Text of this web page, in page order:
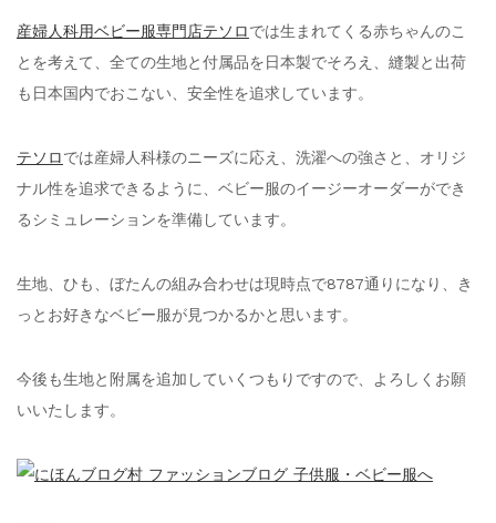
産婦人科用ベビー服専門店テソロでは生まれてくる赤ちゃんのこ
とを考えて、全ての生地と付属品を日本製でそろえ、縫製と出荷
も日本国内でおこない、安全性を追求しています。
テソロでは産婦人科様のニーズに応え、洗濯への強さと、オリジ
ナル性を追求できるように、ベビー服のイージーオーダーができ
るシミュレーションを準備しています。
生地、ひも、ぼたんの組み合わせは現時点で8787通りになり、き
っとお好きなベビー服が見つかるかと思います。
今後も生地と附属を追加していくつもりですので、よろしくお願
いいたします。